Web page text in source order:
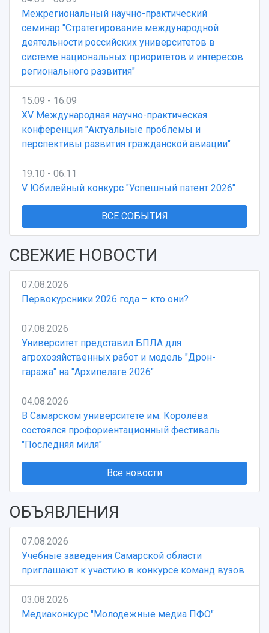
Межрегиональный научно-практический
семинар "Стратегирование международной
деятельности российских университетов в
системе национальных приоритетов и интересов
регионального развития"
15.09 - 16.09
XV Международная научно-практическая
конференция "Актуальные проблемы и
перспективы развития гражданской авиации"
19.10 - 06.11
V Юбилейный конкурс "Успешный патент 2026"
ВСЕ СОБЫТИЯ
СВЕЖИЕ НОВОСТИ
07.08.2026
Первокурсники 2026 года – кто они?
07.08.2026
Университет представил БПЛА для
агрохозяйственных работ и модель "Дрон-
гаража" на "Архипелаге 2026"
04.08.2026
В Самарском университете им. Королёва
состоялся профориентационный фестиваль
"Последняя миля"
Все новости
ОБЪЯВЛЕНИЯ
07.08.2026
Учебные заведения Самарской области
приглашают к участию в конкурсе команд вузов
03.08.2026
Медиаконкурс "Молодежные медиа ПФО"